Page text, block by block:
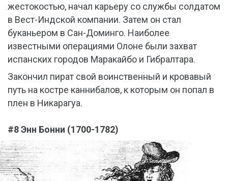
жестокостью, начал карьеру со службы солдатом
в Вест-Индской компании. Затем он стал
буканьером в Сан-Доминго. Наиболее
известными операциями Олоне были захват
испанских городов Маракайбо и Гибралтара.
Закончил пират свой воинственный и кровавый
путь на костре каннибалов, к которым он попал в
плен в Никарагуа.
#8 Энн Бонни (1700-1782)